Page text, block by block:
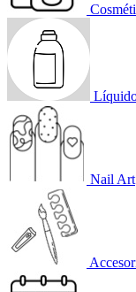
Nail Art